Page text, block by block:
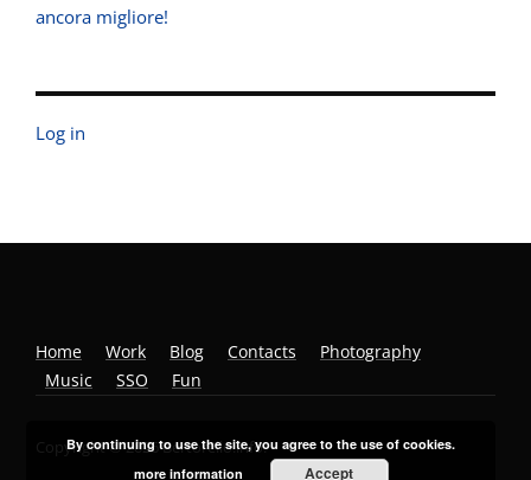
ancora migliore!
Log in
Home Work Blog Contacts
Photography
Music
SSO Fun
Copyright © 2026 Bertorello.info.
By continuing to use the site, you agree to the use of cookies.
more information
Accept